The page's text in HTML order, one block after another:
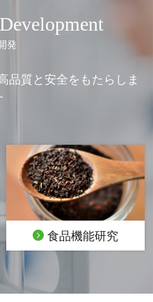
発
品質と安全をもたらしま
食品機能研究